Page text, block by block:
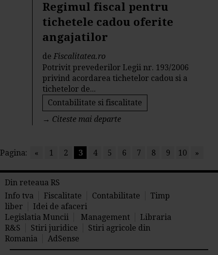
Regimul fiscal pentru
tichetele cadou oferite
angajatilor
deFiscalitatea.ro
Potrivit prevederilor Legii nr. 193/2006
privind acordarea tichetelor cadou si a
tichetelor de...
Contabilitate si fiscalitate
→ Citeste mai departe
Pagina: « 1 2 3 4 5 6 7 8 9 10 »
Din reteaua RS
Info tva
Fiscalitate Contabilitate
Timp
liber
Idei de afaceri
Legislatia Muncii
Management
Libraria
R&S
Stiri juridice
Stiri agricole din
Romania
AdSense